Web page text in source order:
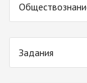
Задания